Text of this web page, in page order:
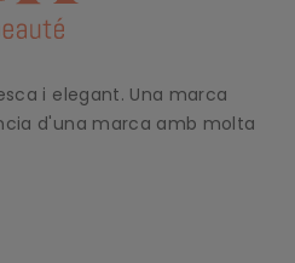
i elegant. Una marca
d'una marca amb molta